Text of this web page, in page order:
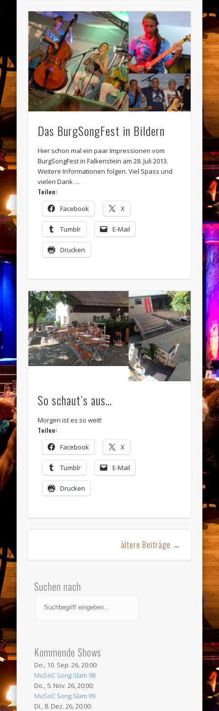
Das BurgSongFest in Bildern
Hier schon mal ein paar Impressionen vom
BurgSongFest in Falkenstein am 28. Juli 2013.
Weitere Informationen folgen. Viel Spass und
vielen Dank …
Teilen:
Facebook X
Tumblr E-Mail
Drucken
So schaut’s aus…
Morgen ist es so weit!
Teilen:
Facebook X
Tumblr E-Mail
Drucken
ältere Beiträge →
Suchen nach
Kommende Shows
Do., 10. Sep. 26, 20:00:
MuSoC Song Slam 98
Do., 5. Nov. 26, 20:00:
MuSoC Song Slam 99
Di., 8. Dez. 26, 20:00: